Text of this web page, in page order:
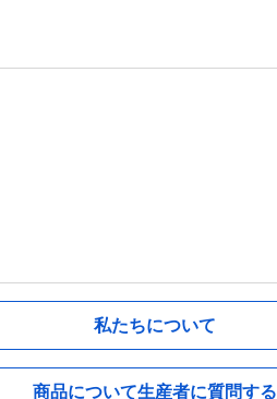
私たちについて
商品について生産者に質問する